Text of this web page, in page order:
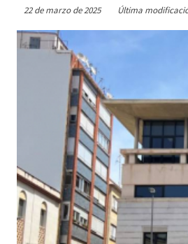
22 de marzo de 2025 Última